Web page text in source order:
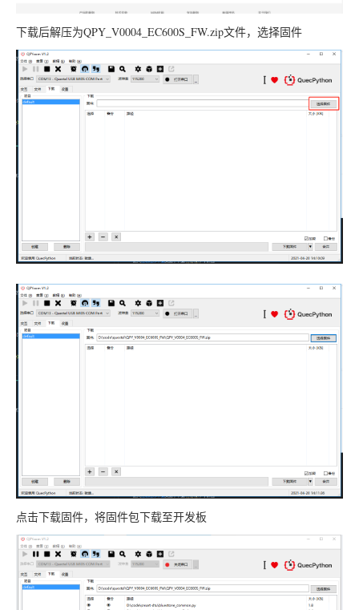
下载后解压为QPY_V0004_EC600S_FW.zip文件，选择固件
点击下载固件，将固件包下载至开发板